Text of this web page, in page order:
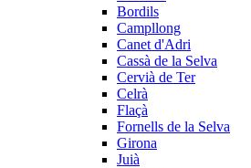
Bordils
Campllong
Canet d'Adri
Cassà de la Selva
Cervià de Ter
Celrà
Flaçà
Fornells de la Selva
Girona
Juià